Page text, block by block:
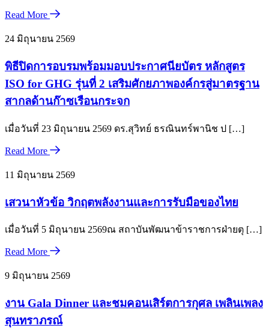
Read More
24 มิถุนายน 2569
พิธีปิดการอบรมพร้อมมอบประกาศนียบัตร หลักสูตร
ISO for GHG รุ่นที่ 2 เสริมศักยภาพองค์กรสู่มาตรฐาน
สากลด้านก๊าซเรือนกระจก
เมื่อวันที่ 23 มิถุนายน 2569 ดร.สุวิทย์ ธรณินทร์พานิช ป […]
Read More
11 มิถุนายน 2569
เสวนาหัวข้อ วิกฤตพลังงานและการรับมือของไทย
เมื่อวันที่ 5 มิถุนายน 2569ณ สถาบันพัฒนาข้าราชการฝ่ายตุ […]
Read More
9 มิถุนายน 2569
งาน Gala Dinner และชมคอนเสิร์ตการกุศล เพลินเพลง
สุนทราภรณ์